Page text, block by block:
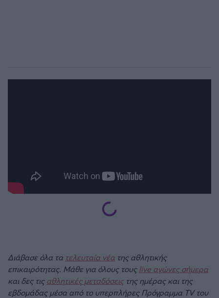
Διάβασε όλα τα τελευταία νέα της αθλητικής
επικαιρότητας. Μάθε για όλους τους live αγώνες σήμερα
και δες τιςαθλητικές μεταδόσειςτης ημέρας και της
εβδομάδας μέσα από το υπερπλήρες Πρόγραμμα TV του